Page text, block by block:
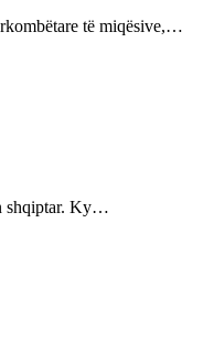
të miqësive,…
shqiptar. Ky…